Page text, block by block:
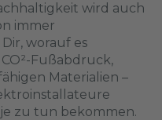
wird auch
immer
worauf es
Fußabdruck,
Materialien –
zu tun bekommen.